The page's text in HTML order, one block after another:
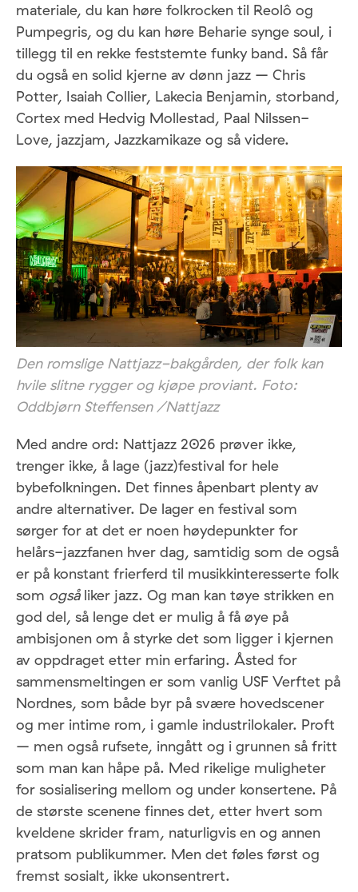
materiale, du kan høre folkrocken til Reolô og
Pumpegris, og du kan høre Beharie synge soul, i
tillegg til en rekke feststemte funky band. Så får
du også en solid kjerne av dønn jazz – Chris
Potter, Isaiah Collier, Lakecia Benjamin, storband,
Cortex med Hedvig Mollestad, Paal Nilssen-
Love, jazzjam, Jazzkamikaze og så videre.
Den romslige Nattjazz-bakgården, der folk kan
hvile slitne rygger og kjøpe proviant. Foto:
Oddbjørn Steffensen /Nattjazz
Med andre ord: Nattjazz 2026 prøver ikke,
trenger ikke, å lage (jazz)festival for hele
bybefolkningen. Det finnes åpenbart plenty av
andre alternativer. De lager en festival som
sørger for at det er noen høydepunkter for
helårs-jazzfanen hver dag, samtidig som de også
er på konstant frierferd til musikkinteresserte folk
som også liker jazz. Og man kan tøye strikken en
god del, så lenge det er mulig å få øye på
ambisjonen om å styrke det som ligger i kjernen
av oppdraget etter min erfaring. Åsted for
sammensmeltingen er som vanlig USF Verftet på
Nordnes, som både byr på svære hovedscener
og mer intime rom, i gamle industrilokaler. Proft
– men også rufsete, inngått og i grunnen så fritt
som man kan håpe på. Med rikelige muligheter
for sosialisering mellom og under konsertene. På
de største scenene finnes det, etter hvert som
kveldene skrider fram, naturligvis en og annen
pratsom publikummer. Men det føles først og
fremst sosialt, ikke ukonsentrert.